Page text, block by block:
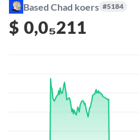
Based Chad koers #5184
$ 0,0₅211